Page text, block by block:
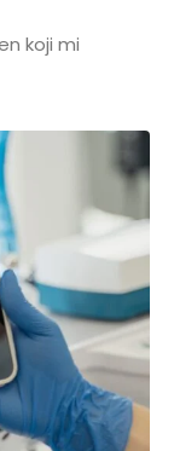
koji mi